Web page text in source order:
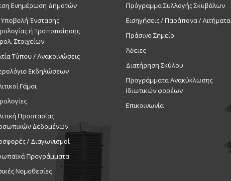
Ενημέρωση Δημοτών
Ένστασης
ή Τροποποίησης
Στοιχείων
Τύπου / Ανακοινώσεις
Εκδηλώσεων
Γάμοι
Προστασίας
Δεδομένων
/ Διαγωνισμοί
Προγράμματα
Νομοθεσίες
Πρόγραμμα Συλλογής Σκυβάλων
Εισηγήσεις / Παράπονα / Αιτήματα
Πράσινο Σημείο
Άδειες
Διατήρηση Σκύλου
Προγράμματα Ανακύκλωσης
Ιδιωτικών φορέων
Επικοινωνία